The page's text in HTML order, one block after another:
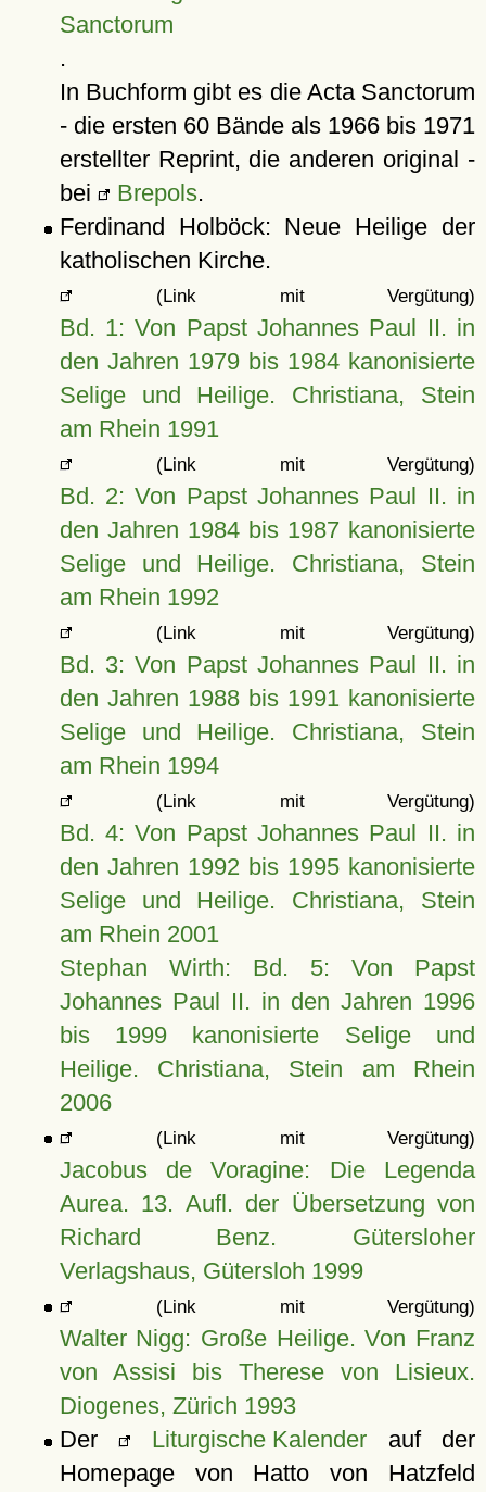
Sanctorum
.
In Buchform gibt es die Acta Sanctorum
- die ersten 60 Bände als 1966 bis 1971
erstellter Reprint, die anderen original -
bei
Brepols.
Ferdinand Holböck: Neue Heilige der
katholischen Kirche.
(Link mit Vergütung)
Bd. 1: Von Papst Johannes Paul II. in
den Jahren 1979 bis 1984 kanonisierte
Selige und Heilige. Christiana, Stein
am Rhein 1991
(Link mit Vergütung)
Bd. 2: Von Papst Johannes Paul II. in
den Jahren 1984 bis 1987 kanonisierte
Selige und Heilige. Christiana, Stein
am Rhein 1992
(Link mit Vergütung)
Bd. 3: Von Papst Johannes Paul II. in
den Jahren 1988 bis 1991 kanonisierte
Selige und Heilige. Christiana, Stein
am Rhein 1994
(Link mit Vergütung)
Bd. 4: Von Papst Johannes Paul II. in
den Jahren 1992 bis 1995 kanonisierte
Selige und Heilige. Christiana, Stein
am Rhein 2001
Stephan Wirth: Bd. 5: Von Papst
Johannes Paul II. in den Jahren 1996
bis 1999 kanonisierte Selige und
Heilige. Christiana, Stein am Rhein
2006
(Link mit Vergütung)
Jacobus de Voragine: Die Legenda
Aurea. 13. Aufl. der Übersetzung von
Richard Benz. Gütersloher
Verlagshaus, Gütersloh 1999
(Link mit Vergütung)
Walter Nigg: Große Heilige. Von Franz
von Assisi bis Therese von Lisieux.
Diogenes, Zürich 1993
Der
Liturgische Kalender auf der
Homepage von Hatto von Hatzfeld